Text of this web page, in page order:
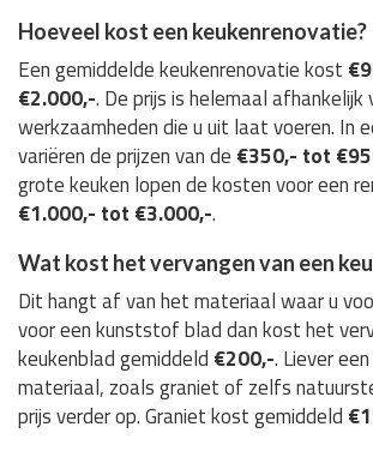
Hoeveel kost een keukenrenovatie?
Een gemiddelde keukenrenovatie kost
€2.000,-. De prijs is helemaal afhankelijk
werkzaamheden die u uit laat voeren. In
variëren de prijzen van de €350,- tot
grote keuken lopen de kosten voor een
€1.000,- tot €3.000,-.
Wat kost het vervangen van een
Dit hangt af van het materiaal waar u
voor een kunststof blad dan kost het
keukenblad gemiddeld €200,-. Liever
materiaal, zoals graniet of zelfs
prijs verder op. Graniet kost gemiddeld